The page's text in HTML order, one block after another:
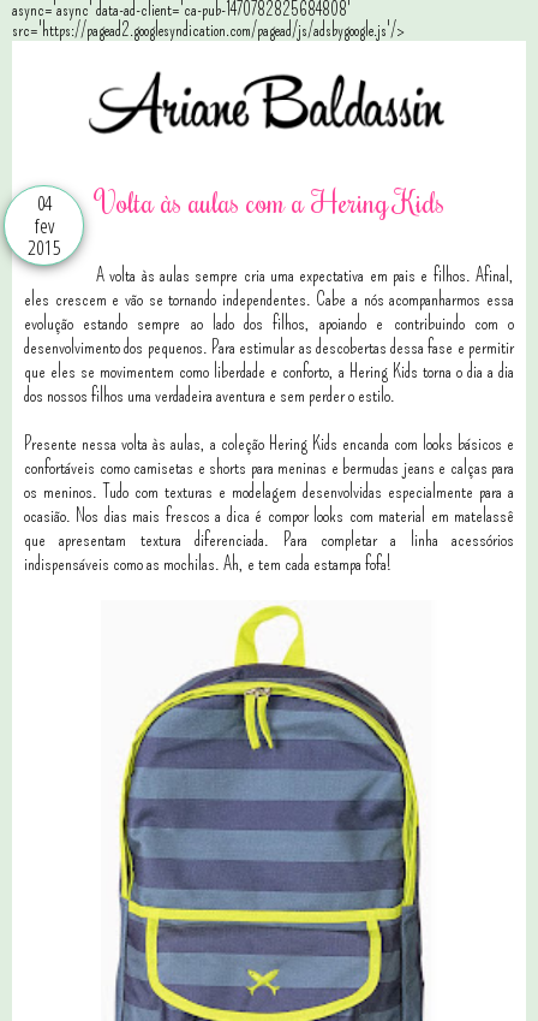
async='async' data-ad-client='ca-pub-1470782825684808'
src='https://pagead2.googlesyndication.com/pagead/js/adsbygoogle.js'/>
04
fev
2015
Volta às aulas com a Hering Kids
A volta às aulas sempre cria uma expectativa em pais e filhos. Afinal,
eles crescem e vão se tornando independentes. Cabe a nós acompanharmos essa
evolução estando sempre ao lado dos filhos, apoiando e contribuindo com o
desenvolvimento dos pequenos. Para estimular as descobertas dessa fase e permitir
que eles se movimentem como liberdade e conforto, a Hering Kids torna o dia a dia
dos nossos filhos uma verdadeira aventura e sem perder o estilo.
Presente nessa volta às aulas, a coleção Hering Kids encanda com looks básicos e
confortáveis como camisetas e shorts para meninas e bermudas jeans e calças para
os meninos. Tudo com texturas e modelagem desenvolvidas especialmente para a
ocasião. Nos dias mais frescos a dica é compor looks com material em matelassê
que apresentam textura diferenciada. Para completar a linha acessórios
indispensáveis como as mochilas. Ah, e tem cada estampa fofa!